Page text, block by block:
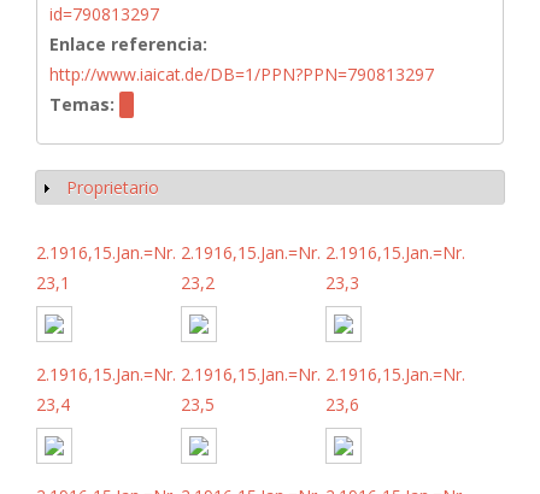
id=790813297
Enlace referencia:
http://www.iaicat.de/DB=1/PPN?PPN=790813297
Temas:
Mostrar
Proprietario
2.1916,15.Jan.=Nr.
23,1
2.1916,15.Jan.=Nr.
23,2
2.1916,15.Jan.=Nr.
23,3
2.1916,15.Jan.=Nr.
23,4
2.1916,15.Jan.=Nr.
23,5
2.1916,15.Jan.=Nr.
23,6